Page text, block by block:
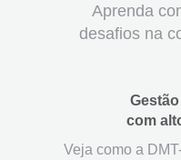
Aprenda
desafios na
com
Veja como a